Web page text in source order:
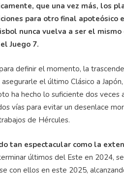
que una vez más, los
para otro final
nunca vuelva a ser el mismo
Juego 7.
definir el momento, la
asegurarle el último Clásico a
ha hecho lo suficiente dos veces
vías para evitar un desenlace
de Hércules.
tan espectacular como la
últimos del Este en 2024,
con ellos en este 2025,